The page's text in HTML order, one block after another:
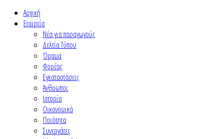
Αρχική
Εταιρεία
Νέα για παραγωγούς
Δελτία Τύπου
Όραμα
Φορέας
Εγκαταστάσεις
Άνθρωποι
Ιστορία
Οικονομικά
Ποιότητα
Συνεργάτες